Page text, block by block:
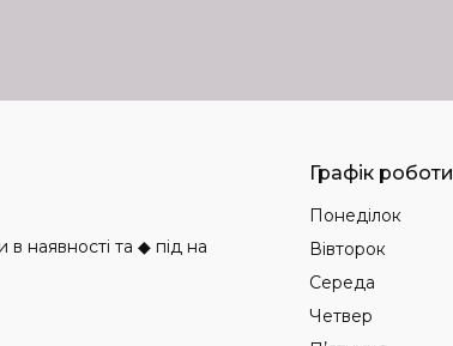
та ◆ під на
Графік роботи
Понеділок
Вівторок
Середа
Четвер